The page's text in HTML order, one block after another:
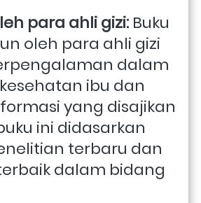
para ahli gizi: Buku
oleh para ahli gizi
dalam
ibu dan
yang disajikan
ini didasarkan
terbaru dan
dalam bidang